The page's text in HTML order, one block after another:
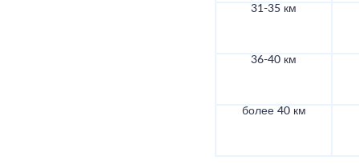
31-35 км
36-40 км
более 40 км